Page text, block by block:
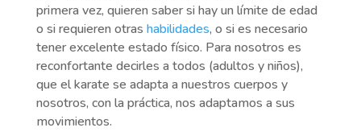
primera vez, quieren saber si hay un límite de edad
o si requieren otras habilidades, o si es necesario
tener excelente estado físico. Para nosotros es
reconfortante decirles a todos (adultos y niños),
que el karate se adapta a nuestros cuerpos y
nosotros, con la práctica, nos adaptamos a sus
movimientos.